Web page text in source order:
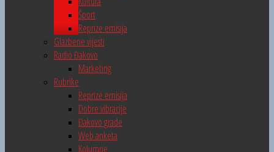
Šport
Reprize emisija
Glazbene vijesti
Radio Đakovo
Marketing
Rubrike
Reprize emisija
Dobre vibracije
Đakovo grade
Web anketa
Kolumne